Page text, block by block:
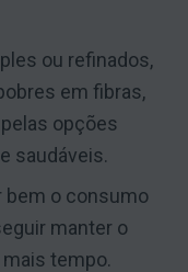
ou refinados,
em fibras,
opções
saudáveis.
bem o consumo
manter o
tempo.